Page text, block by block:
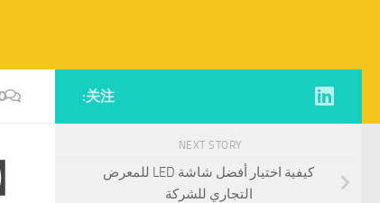
关注:
NEXT STORY
كيفية اختيار أفضل شاشة LED للمعرض
التجاري للشركة